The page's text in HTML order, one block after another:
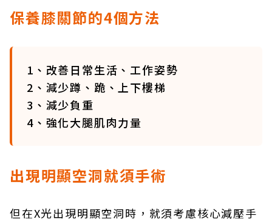
保養膝關節的4個方法
1、改善日常生活、工作姿勢
2、減少蹲、跪、上下樓梯
3、減少負重
4、強化大腿肌肉力量
出現明顯空洞就須手術
但在X光出現明顯空洞時，就須考慮核心減壓手